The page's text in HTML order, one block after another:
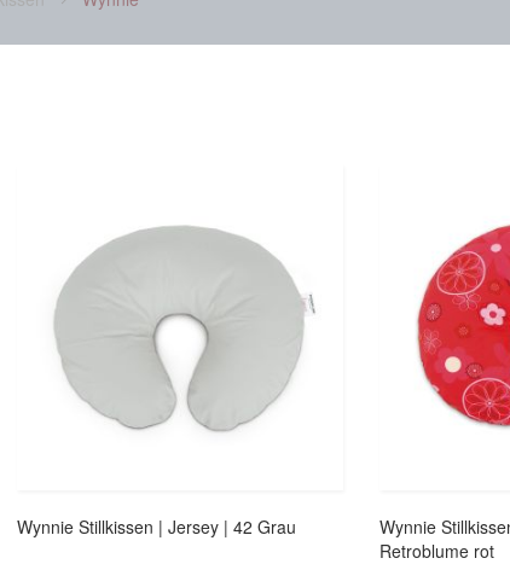
Wynnie Stillkissen | Jersey | 42 Grau
Wynnie
Retroblume rot